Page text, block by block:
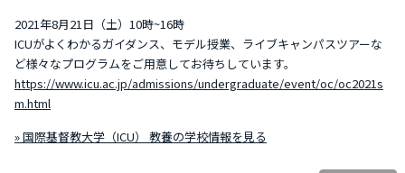
2021年8月21日（土）10時~16時
ICUがよくわかるガイダンス、モデル授業、ライブキャンパスツアーな
ど様々なプログラムをご用意してお待ちしています。
https://www.icu.ac.jp/admissions/undergraduate/event/oc/oc2021s
m.html
» 国際基督教大学（ICU） 教養の学校情報を見る